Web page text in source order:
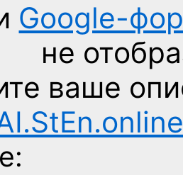
Google-
не
ваше